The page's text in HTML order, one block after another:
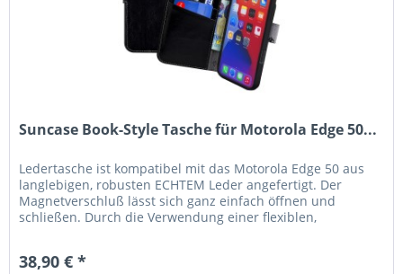
Suncase Book-Style Tasche für Motorola Edge 50...
Ledertasche ist kompatibel mit das Motorola Edge 50 aus
langlebigen, robusten ECHTEM Leder angefertigt. Der
Magnetverschluß lässt sich ganz einfach öffnen und
schließen. Durch die Verwendung einer flexiblen,
38,90 € *